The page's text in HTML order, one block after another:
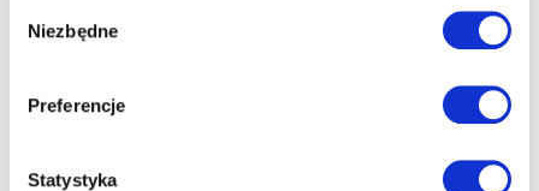
zgody
Niezbędne
Preferencje
Statystyka